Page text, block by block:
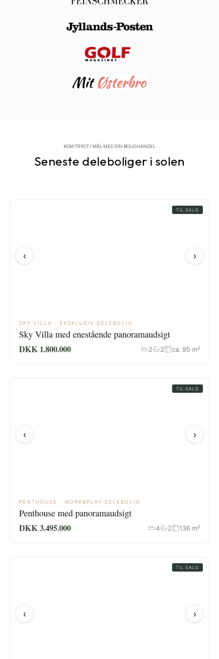
KOM TRYGT I MÅL MED DIN BOLIGHANDEL
Seneste deleboliger i solen
‹ ›
TIL SALG
SKY VILLA · EKSKLUSIV DELEBOLIG
Sky Villa med enestående panoramaudsigt
DKK 1.800.000 2 2 ca. 95 m²
‹ ›
TIL SALG
PENTHOUSE · WORK&PLAY DELEBOLIG
Penthouse med panoramaudsigt
DKK 3.495.000 4 2 136 m²
‹ ›
TIL SALG